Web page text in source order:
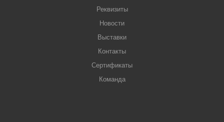
Реквизиты
Новости
Выставки
Контакты
Сертификаты
Команда